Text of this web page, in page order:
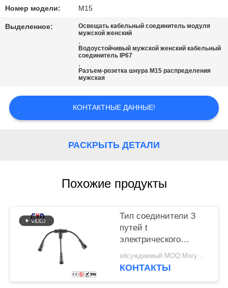
Номер модели: M15
Выделенное:
Освещать кабельный соединитель модуля
мужской женский
,
Водоустойчивый мужской женский кабельный
соединитель IP67
,
Разъем-розетка шнура M15 распределения
мужская
КОНТАКТНЫЕ ДАННЫЕ!
РАСКРЫТЬ ДЕТАЛИ
Похожие продукты
Тип соединители 3
путей t
электрического
провода Watertight
кабельного
обсуждаемый MOQ:Могущий быть предметом переговоров
КОНТАКТЫ